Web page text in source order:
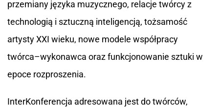
przemiany języka muzycznego, relacje twórcy z
technologią i sztuczną inteligencją, tożsamość
artysty XXI wieku, nowe modele współpracy
twórca–wykonawca oraz funkcjonowanie sztuki w
epoce rozproszenia.
InterKonferencja adresowana jest do twórców,